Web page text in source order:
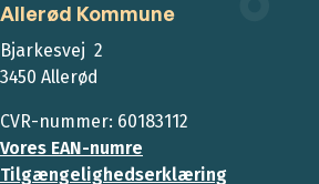
Allerød Kommune
Bjarkesvej 2
3450 Allerød
CVR-nummer: 60183112
Vores EAN-numre
Tilgængelighedserklæring